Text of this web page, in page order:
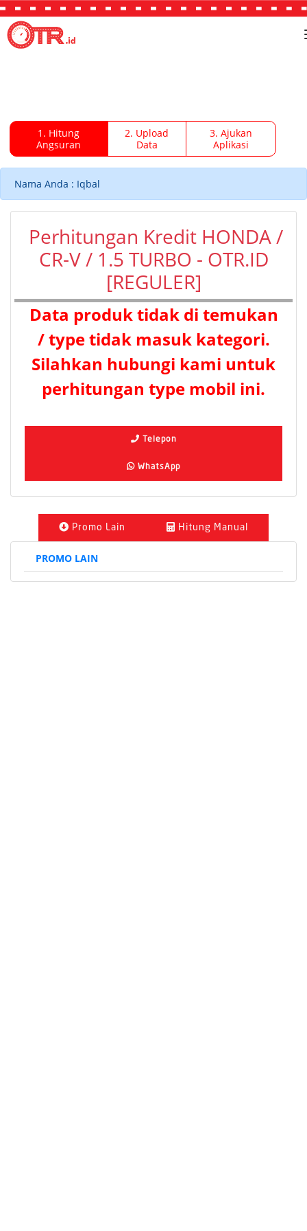
KALKU_OTR_CUSTOM/
+CR-V+-+1.5+TURBO+-
+OTR.ID+%5BREGULER%5D+.+Bisa+info+lebih+lanjut+%3F
1. Hitung
Angsuran
2. Upload
Data
3. Ajukan
Aplikasi
Nama Anda : Iqbal
Perhitungan Kredit HONDA /
CR-V / 1.5 TURBO - OTR.ID
[REGULER]
Data produk tidak di temukan
/ type tidak masuk kategori.
Silahkan hubungi kami untuk
perhitungan type mobil ini.